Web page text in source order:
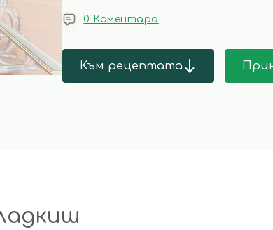
0 Коментара
Към рецептата